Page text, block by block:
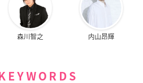
森川智之 内山昂輝
KEYWORDS